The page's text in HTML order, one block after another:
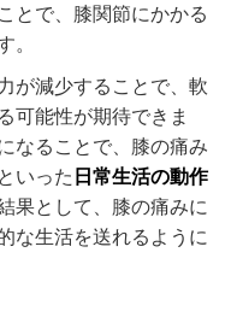
とで、膝関節にかかる
。
が減少することで、軟
可能性が期待できま
なることで、膝の痛み
いった 日常生活の動作
果として、膝の痛みに
な生活を送れるように